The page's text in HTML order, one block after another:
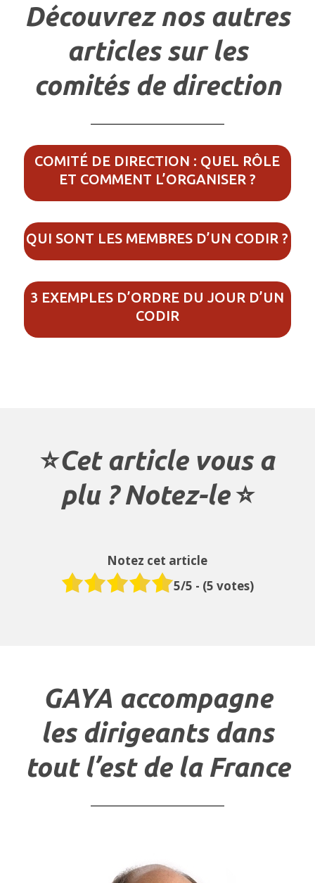
Découvrez nos autres
articles sur les
comités de direction
COMITÉ DE DIRECTION : QUEL RÔLE
ET COMMENT L’ORGANISER ?
QUI SONT LES MEMBRES D’UN CODIR ?
3 EXEMPLES D’ORDRE DU JOUR D’UN
CODIR
⭐️Cet article vous a
plu ? Notez-le⭐️
Notez cet article
5/5 - (5 votes)
GAYA accompagne
les dirigeants dans
tout l’est de la France